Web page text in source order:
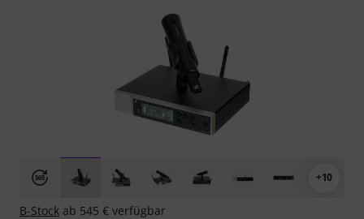
+10
B-Stock ab 545 € verfügbar